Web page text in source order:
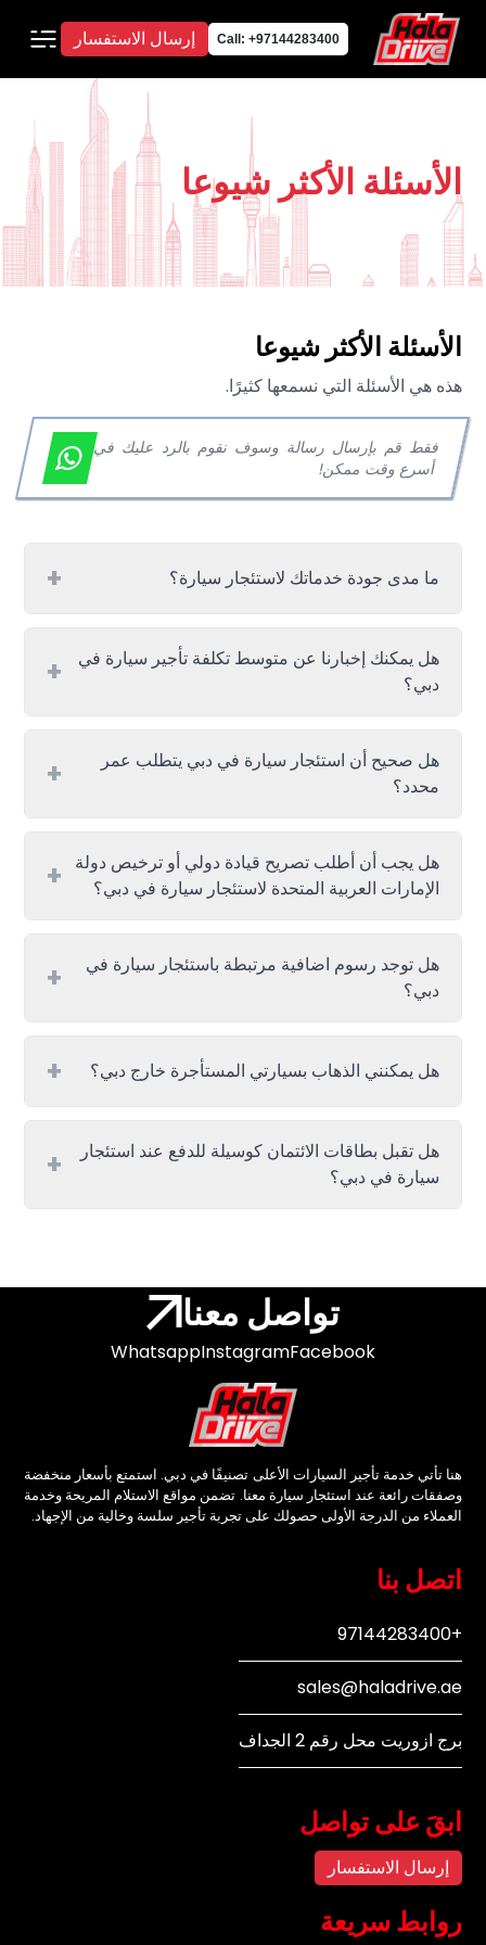
Call: +97144283400 إرسال الاستفسار
الأسئلة الأكثر شيوعا
الأسئلة الأكثر شيوعا
هذه هي الأسئلة التي نسمعها كثيرًا.
فقط قم بإرسال رسالة وسوف نقوم بالرد عليك في
أسرع وقت ممكن!
ما مدى جودة خدماتك لاستئجار سيارة؟ +
هل يمكنك إخبارنا عن متوسط تكلفة تأجير سيارة في
دبي؟
+
هل صحيح أن استئجار سيارة في دبي يتطلب عمر
محدد؟
+
هل يجب أن أطلب تصريح قيادة دولي أو ترخيص دولة
الإمارات العربية المتحدة لاستئجار سيارة في دبي؟
+
هل توجد رسوم اضافية مرتبطة باستئجار سيارة في
دبي؟
+
هل يمكنني الذهاب بسيارتي المستأجرة خارج دبي؟ +
هل تقبل بطاقات الائتمان كوسيلة للدفع عند استئجار
سيارة في دبي؟
+
تواصل معنا
Facebook
Instagram
Whatsapp
هنا تأتي خدمة تأجير السيارات الأعلى تصنيفًا في دبي. استمتع بأسعار منخفضة
وصفقات رائعة عند استئجار سيارة معنا. تضمن مواقع الاستلام المريحة وخدمة
العملاء من الدرجة الأولى حصولك على تجربة تأجير سلسة وخالية من الإجهاد.
اتصل بنا
+97144283400
sales@haladrive.ae
برج ازوريت محل رقم 2 الجداف
ابقَ على تواصل
إرسال الاستفسار
روابط سريعة